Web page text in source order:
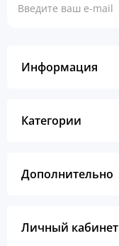
Информация
Категории
Дополнительно
Личный кабинет